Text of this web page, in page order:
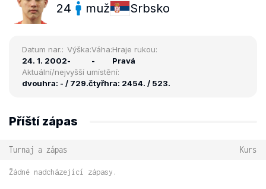
24 muž Srbsko
Datum nar.:
24. 1. 2002
Výška:
-
Váha:
-
Hraje rukou:
Pravá
Aktuální/nejvyšší umístění:
dvouhra: - / 729.čtyřhra: 2454. / 523.
Příští zápas
Turnaj a zápas Kurs
Žádné nadcházející zápasy.